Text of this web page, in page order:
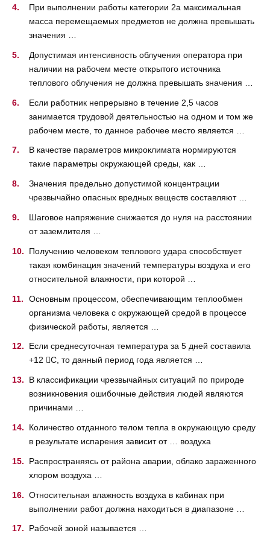
При выполнении работы категории 2а максимальная
масса перемещаемых предметов не должна превышать
значения …
Допустимая интенсивность облучения оператора при
наличии на рабочем месте открытого источника
теплового облучения не должна превышать значения …
Если работник непрерывно в течение 2,5 часов
занимается трудовой деятельностью на одном и том же
рабочем месте, то данное рабочее место является …
В качестве параметров микроклимата нормируются
такие параметры окружающей среды, как …
Значения предельно допустимой концентрации
чрезвычайно опасных вредных веществ составляют …
Шаговое напряжение снижается до нуля на расстоянии
от заземлителя …
Получению человеком теплового удара способствует
такая комбинация значений температуры воздуха и его
относительной влажности, при которой …
Основным процессом, обеспечивающим теплообмен
организма человека с окружающей средой в процессе
физической работы, является …
Если среднесуточная температура за 5 дней составила
+12 С, то данный период года является …
В классификации чрезвычайных ситуаций по природе
возникновения ошибочные действия людей являются
причинами …
Количество отданного телом тепла в окружающую среду
в результате испарения зависит от … воздуха
Распространяясь от района аварии, облако зараженного
хлором воздуха …
Относительная влажность воздуха в кабинах при
выполнении работ должна находиться в диапазоне …
Рабочей зоной называется …